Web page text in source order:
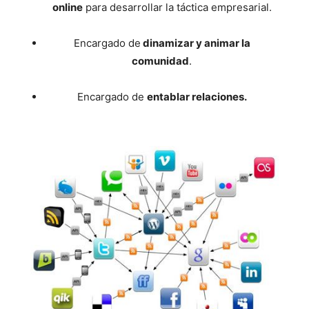
onlinepara desarrollar la táctica empresarial.
Encargado de dinamizar y animar la
comunidad.
Encargado de entablar relaciones.